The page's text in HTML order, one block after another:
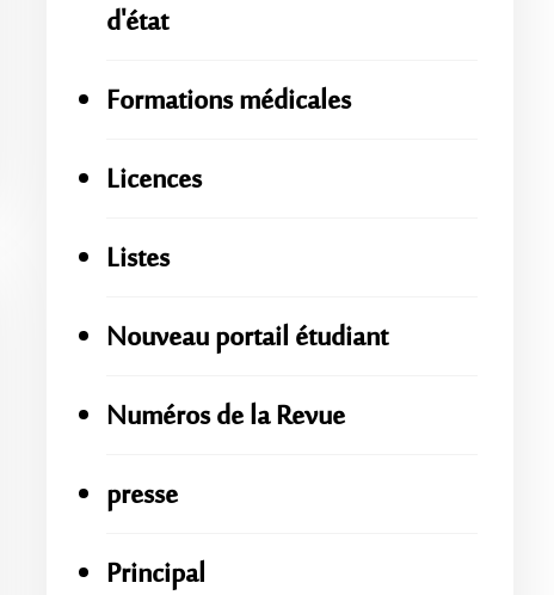
d'état
Formations médicales
Licences
Listes
Nouveau portail étudiant
Numéros de la Revue
presse
Principal